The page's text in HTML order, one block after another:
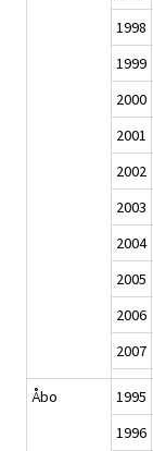
1998
1999
2000
2001
2002
2003
2004
2005
2006
2007
Åbo 1995
1996